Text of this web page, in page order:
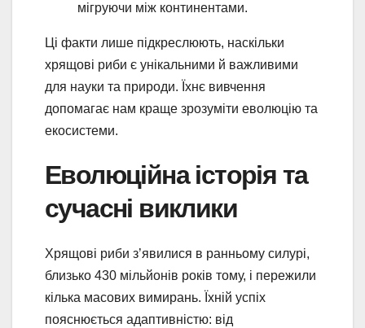
мігруючи між континентами.
Ці факти лише підкреслюють, наскільки
хрящові риби є унікальними й важливими
для науки та природи. Їхнє вивчення
допомагає нам краще зрозуміти еволюцію та
екосистеми.
Еволюційна історія та
сучасні виклики
Хрящові риби з’явилися в ранньому силурі,
близько 430 мільйонів років тому, і пережили
кілька масових вимирань. Їхній успіх
пояснюється адаптивністю: від